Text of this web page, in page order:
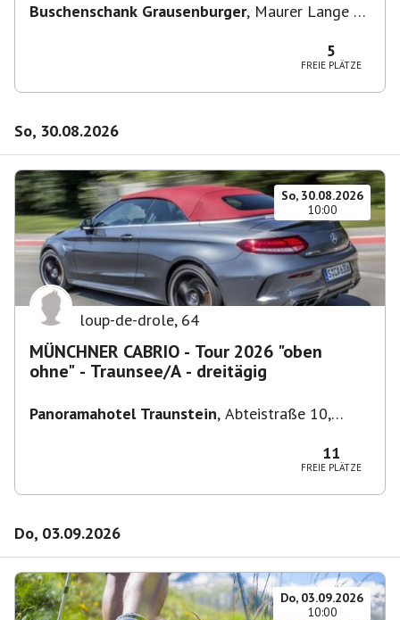
Buschenschank Grausenburger, Maurer Lange G.
5
FREIE PLÄTZE
So, 30.08.2026
So, 30.08.2026
10:00
loup-de-drole, 64
MÜNCHNER CABRIO - Tour 2026 "oben
ohne" - Traunsee/A - dreitägig
Panoramahotel Traunstein, Abteistraße 10,
11
FREIE PLÄTZE
Do, 03.09.2026
Do, 03.09.2026
10:00